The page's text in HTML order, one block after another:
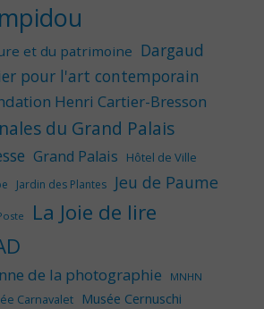
et du patrimoine Dargaud
pour l'art contemporain
Henri Cartier-Bresson
du Grand Palais
Grand Palais Hôtel de Ville
Jardin des Plantes Jeu de Paume
La Joie de lire
de la photographie
MNHN
Carnavalet Musée Cernuschi